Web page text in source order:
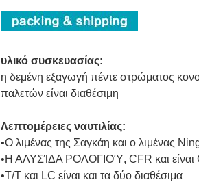
υλικό συσκευασίας:
η δεμένη εξαγωγή πέντε στρώματος
παλετών είναι διαθέσιμη
Λεπτομέρειες ναυτιλίας:
•Ο λιμένας της Σαγκάη και ο λιμένας
•Η ΑΛΥΣΊΔΑ ΡΟΛΟΓΙΟΎ, CFR και είναι
•T/T και LC είναι και τα δύο διαθέσιμα